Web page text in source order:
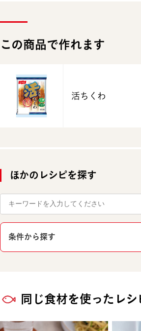
この商品で作れます
活ちくわ
ほかのレシピを探す
条件から探す
同じ食材を使ったレシ